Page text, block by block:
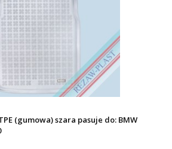
(gumowa) szara pasuje do: BMW